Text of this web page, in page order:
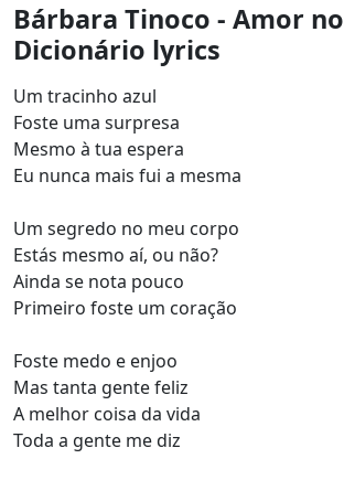
Bárbara Tinoco - Amor no
Dicionário lyrics
Um tracinho azul
Foste uma surpresa
Mesmo à tua espera
Eu nunca mais fui a mesma
Um segredo no meu corpo
Estás mesmo aí, ou não?
Ainda se nota pouco
Primeiro foste um coração
Foste medo e enjoo
Mas tanta gente feliz
A melhor coisa da vida
Toda a gente me diz